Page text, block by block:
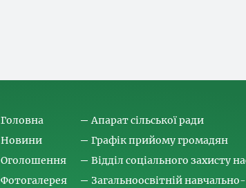
Головна
Новини
Оголошення
Фотогалерея
Апарат сільської ради
Графік прийому громадян
Відділ соціального захисту
Загальноосвітній